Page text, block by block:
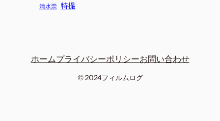
清水崇 特撮
ホームプライバシーポリシーお問い合わせ
© 2024フィルムログ